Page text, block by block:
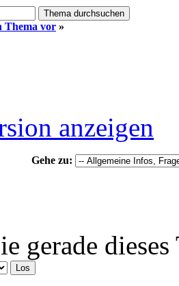
Thema vor »
anzeigen
Gehe zu:
gerade